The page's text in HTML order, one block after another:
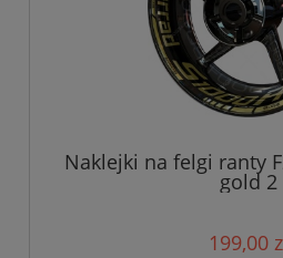
Naklejki na felgi ranty
gold 2
199,00